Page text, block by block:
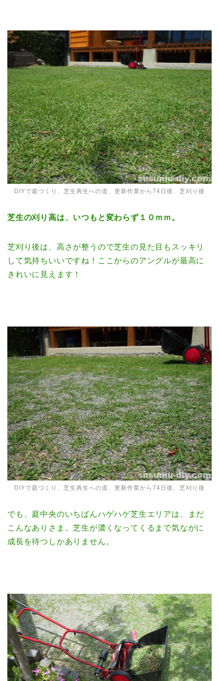
DIYで庭づくり、芝生再生への道、更新作業から74日後、芝刈り後
芝生の刈り高は、いつもと変わらず１０ｍｍ。
芝刈り後は、高さが整うので芝生の見た目もスッキリ
して気持ちいいですね！ここからのアングルが最高に
きれいに見えます！
DIYで庭づくり、芝生再生への道、更新作業から74日後、芝刈り後
でも、庭中央のいちばんハゲハゲ芝生エリアは、まだ
こんなありさま。芝生が濃くなってくるまで気ながに
成長を待つしかありません。